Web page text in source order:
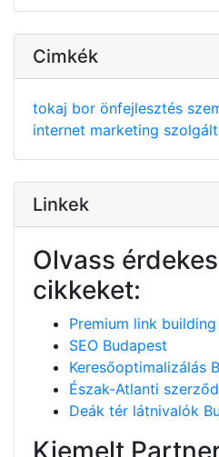
Cimkék
tokaj bor önfejlesztés
internet marketing
Linkek
Olvass
cikkeket:
Premium link building
SEO Budapest
Keresőoptimalizálás
Észak-Atlanti
Deák tér látnivalók
Kiemelt